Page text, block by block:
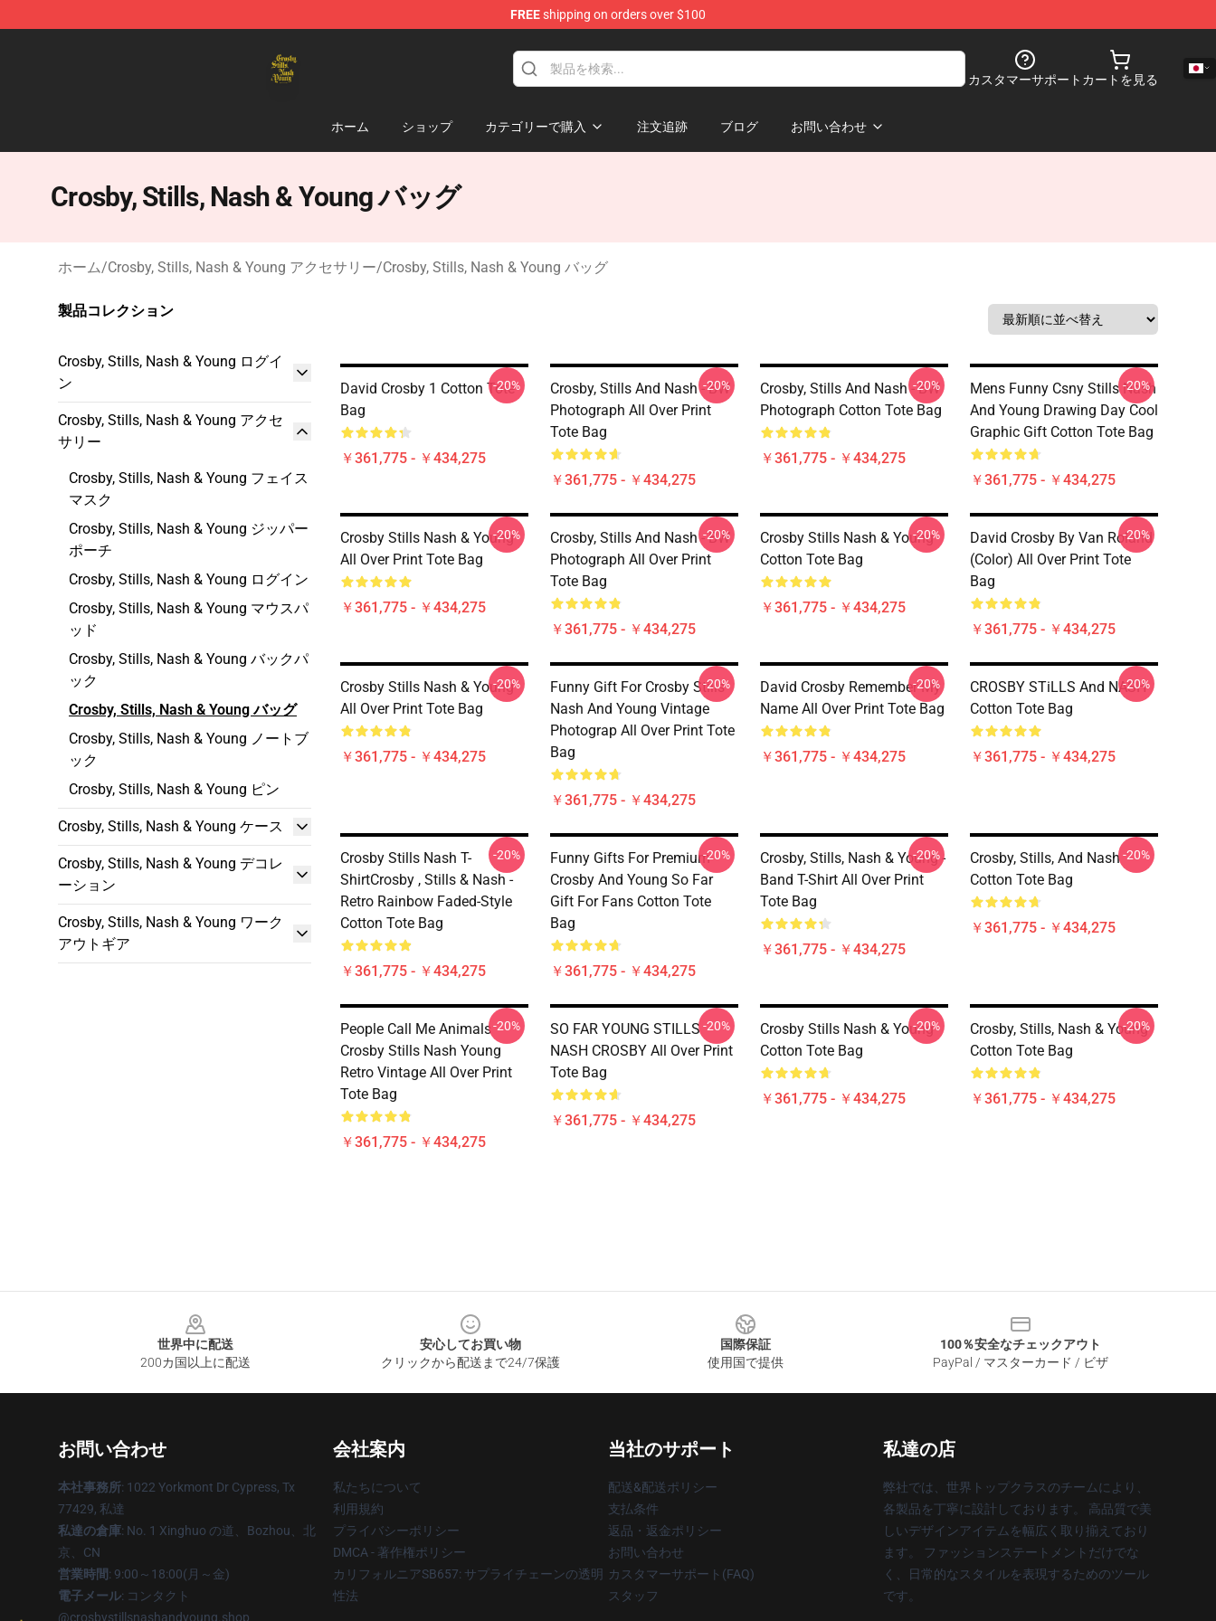
FREEshipping on orders over $100
カスタマーサポート カートを見る
ホーム ショップ カテゴリーで購入 注文追跡 ブログ お問い合わせ
Crosby, Stills, Nash & Young バッグ
ホーム/Crosby, Stills, Nash & Young アクセサリー/Crosby, Stills, Nash & Young バッグ
製品コレクション
Crosby, Stills, Nash & Young ログイ
ン
Crosby, Stills, Nash & Young アクセ
サリー
Crosby, Stills, Nash & Young フェイス
マスク
Crosby, Stills, Nash & Young ジッパー
ポーチ
Crosby, Stills, Nash & Young ログイン
Crosby, Stills, Nash & Young マウスパ
ッド
Crosby, Stills, Nash & Young バックパ
ック
Crosby, Stills, Nash & Young バッグ
Crosby, Stills, Nash & Young ノートブ
ック
Crosby, Stills, Nash & Young ピン
Crosby, Stills, Nash & Young ケース
Crosby, Stills, Nash & Young デコレ
ーション
Crosby, Stills, Nash & Young ワーク
アウトギア
David Crosby 1 Cotton Tote
Bag
￥361,775 - ￥434,275
-20%
Crosby, Stills And Nash - BW
Photograph All Over Print
Tote Bag
￥361,775 - ￥434,275
-20%
Crosby, Stills And Nash - BW
Photograph Cotton Tote Bag
￥361,775 - ￥434,275
-20%
Mens Funny Csny Stills Nash
And Young Drawing Day Cool
Graphic Gift Cotton Tote Bag
￥361,775 - ￥434,275
-20%
Crosby Stills Nash & Young
All Over Print Tote Bag
￥361,775 - ￥434,275
-20%
Crosby, Stills And Nash - BW
Photograph All Over Print
Tote Bag
￥361,775 - ￥434,275
-20%
Crosby Stills Nash & Young
Cotton Tote Bag
￥361,775 - ￥434,275
-20%
David Crosby By Van Roland
(Color) All Over Print Tote
Bag
￥361,775 - ￥434,275
-20%
Crosby Stills Nash & Young
All Over Print Tote Bag
￥361,775 - ￥434,275
-20%
Funny Gift For Crosby Stills
Nash And Young Vintage
Photograp All Over Print Tote
Bag
￥361,775 - ￥434,275
-20%
David Crosby Remember My
Name All Over Print Tote Bag
￥361,775 - ￥434,275
-20%
CROSBY STiLLS And NASH
Cotton Tote Bag
￥361,775 - ￥434,275
-20%
Crosby Stills Nash T-
ShirtCrosby , Stills & Nash -
Retro Rainbow Faded-Style
Cotton Tote Bag
￥361,775 - ￥434,275
-20%
Funny Gifts For Premium
Crosby And Young So Far
Gift For Fans Cotton Tote
Bag
￥361,775 - ￥434,275
-20%
Crosby, Stills, Nash & Young -
Band T-Shirt All Over Print
Tote Bag
￥361,775 - ￥434,275
-20%
Crosby, Stills, And Nash
Cotton Tote Bag
￥361,775 - ￥434,275
-20%
People Call Me Animals
Crosby Stills Nash Young
Retro Vintage All Over Print
Tote Bag
￥361,775 - ￥434,275
-20%
SO FAR YOUNG STILLS
NASH CROSBY All Over Print
Tote Bag
￥361,775 - ￥434,275
-20%
Crosby Stills Nash & Young
Cotton Tote Bag
￥361,775 - ￥434,275
-20%
Crosby, Stills, Nash & Young
Cotton Tote Bag
￥361,775 - ￥434,275
-20%
世界中に配送
200カ国以上に配送
安心してお買い物
クリックから配送まで24/7保護
国際保証
使用国で提供
100％安全なチェックアウト
PayPal / マスターカード / ビザ
お問い合わせ
本社事務所: 1022 Yorkmont Dr Cypress, Tx
77429, 私達
私達の倉庫: No. 1 Xinghuo の道、Bozhou、北
京、CN
営業時間: 9:00～18:00(月～金)
電子メール: コンタクト
@crosbystillsnashandyoung.shop
会社案内
私たちについて
利用規約
プライバシーポリシー
DMCA - 著作権ポリシー
カリフォルニアSB657: サプライチェーンの透明
性法
当社のサポート
配送&配送ポリシー
支払条件
返品・返金ポリシー
お問い合わせ
カスタマーサポート(FAQ)
スタッフ
私達の店
弊社では、世界トップクラスのチームにより、
各製品を丁寧に設計しております。 高品質で美
しいデザインアイテムを幅広く取り揃えており
ます。 ファッションステートメントだけでな
く、日常的なスタイルを表現するためのツール
です。